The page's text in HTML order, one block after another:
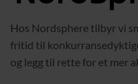
Hos Nordsphere tilbyr vi
fritid til
og legg til rette for et mer